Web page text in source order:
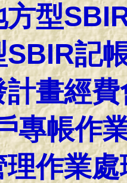
型
記
畫經
專帳作
作業